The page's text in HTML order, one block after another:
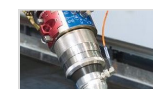
ACESSÍVELQuem procura por
acessível em uma empresa que
segurança, encontra na internet a